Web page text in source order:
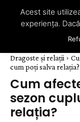
Dragoste și relații
cum poți salva relația?
Cum
sezon
relația?
Acest site
experiența.